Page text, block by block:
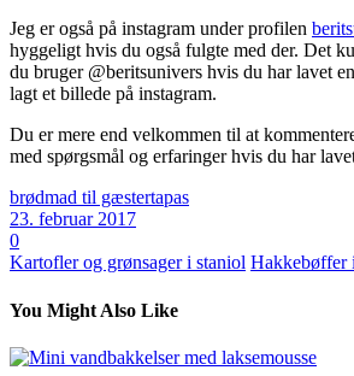
Jeg er også på instagram under profilen
hyggeligt hvis du også fulgte med der. Det
du bruger @beritsunivers hvis du har lavet
lagt et billede på instagram.
Du er mere end velkommen til at
med spørgsmål og erfaringer hvis du har
brødmad til gæstertapas
23. februar 2017
0
Kartofler og grønsager i staniol Hakkebøffer
You Might Also Like